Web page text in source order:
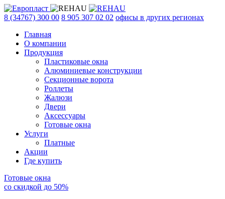
8 (34767) 300 00 8 905 307 02 02 офисы в других регионах
Главная
О компании
Продукция
Пластиковые окна
Алюминиевые конструкции
Секционные ворота
Роллеты
Жалюзи
Двери
Аксессуары
Готовые окна
Услуги
Платные
Акции
Где купить
Готовые окна
со скидкой до 50%